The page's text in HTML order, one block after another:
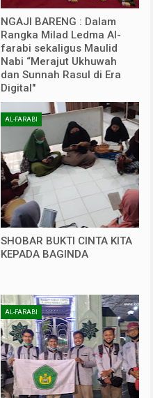
NGAJI BARENG : Dalam
Rangka Milad Ledma Al-
farabi sekaligus Maulid
Nabi “Merajut Ukhuwah
dan Sunnah Rasul di Era
Digital"
AL-FARABI
SHOBAR BUKTI CINTA KITA
KEPADA BAGINDA
AL-FARABI